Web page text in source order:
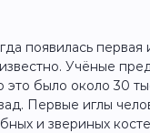
появилась первая
Учёные
это было около 30
Первые иглы
и звериных